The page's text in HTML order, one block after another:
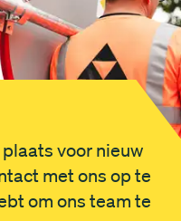
voor nieuw
met ons op te
om ons team te